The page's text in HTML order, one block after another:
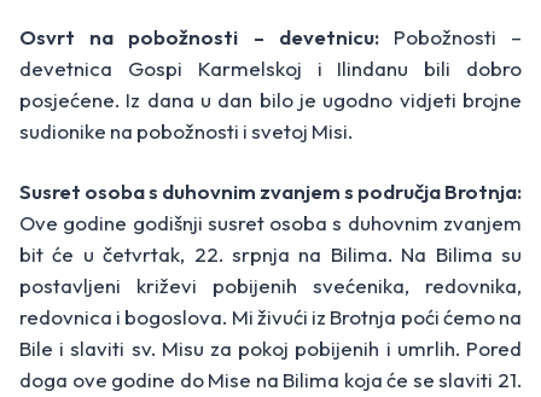
Osvrt na pobožnosti – devetnicu: Pobožnosti –
devetnica Gospi Karmelskoj i Ilindanu bili dobro
posjećene. Iz dana u dan bilo je ugodno vidjeti brojne
sudionike na pobožnosti i svetoj Misi.
Susret osoba s duhovnim zvanjem s područja Brotnja:
Ove godine godišnji susret osoba s duhovnim zvanjem
bit će u četvrtak, 22. srpnja na Bilima. Na Bilima su
postavljeni križevi pobijenih svećenika, redovnika,
redovnica i bogoslova. Mi živući iz Brotnja poći ćemo na
Bile i slaviti sv. Misu za pokoj pobijenih i umrlih. Pored
doga ove godine do Mise na Bilima koja će se slaviti 21.